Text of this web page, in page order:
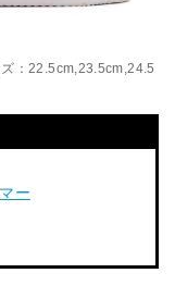
：22.5cm,23.5cm,24.5
ー